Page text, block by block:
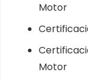
Motor
Motor